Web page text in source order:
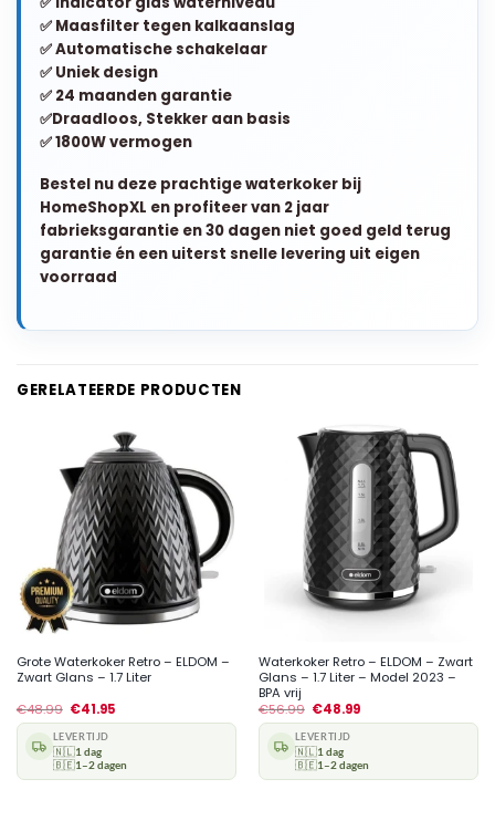
✅ Maasfilter tegen kalkaanslag
✅ Automatische schakelaar
✅ Uniek design
✅ 24 maanden garantie
✅Draadloos, Stekker aan basis
✅ 1800W vermogen
Bestel nu deze prachtige waterkoker bij
HomeShopXL en profiteer van 2 jaar
fabrieksgarantie en 30 dagen niet goed geld terug
garantie én een uiterst snelle levering uit eigen
voorraad
GERELATEERDE PRODUCTEN
Grote Waterkoker Retro – ELDOM –
Zwart Glans – 1.7 Liter
€48.99 €41.95
LEVERTIJD
🇳🇱1 dag
🇧🇪1–2 dagen
Waterkoker Retro – ELDOM – Zwart
Glans – 1.7 Liter – Model 2023 –
BPA vrij
€56.99 €48.99
LEVERTIJD
🇳🇱1 dag
🇧🇪1–2 dagen